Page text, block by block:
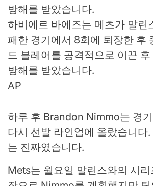
하비에르 바에즈는 메츠가 말린
패한 경기에서 8회에 퇴장한 후
드 블레어를 공격적으로 이끈
방해를 받았습니다.
AP
하루 후 Brandon Nimmo는 경
다시 선발 라인업에 올랐습니다
는 진짜였습니다.
Mets는 월요일 말린스와의 시리